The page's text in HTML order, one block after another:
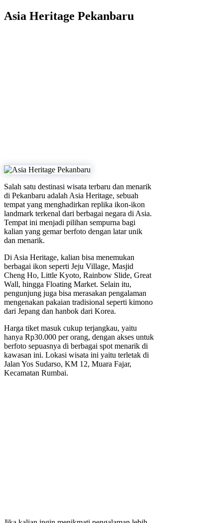
Asia Heritage Pekanbaru
Salah satu destinasi wisata terbaru dan menarik
di Pekanbaru adalah Asia Heritage, sebuah
tempat yang menghadirkan replika ikon-ikon
landmark terkenal dari berbagai negara di Asia.
Tempat ini menjadi pilihan sempurna bagi
kalian yang gemar berfoto dengan latar unik
dan menarik.
Di Asia Heritage, kalian bisa menemukan
berbagai ikon seperti Jeju Village, Masjid
Cheng Ho, Little Kyoto, Rainbow Slide, Great
Wall, hingga Floating Market. Selain itu,
pengunjung juga bisa merasakan pengalaman
mengenakan pakaian tradisional seperti kimono
dari Jepang dan hanbok dari Korea.
Harga tiket masuk cukup terjangkau, yaitu
hanya Rp30.000 per orang, dengan akses untuk
berfoto sepuasnya di berbagai spot menarik di
kawasan ini. Lokasi wisata ini yaitu terletak di
Jalan Yos Sudarso, KM 12, Muara Fajar,
Kecamatan Rumbai.